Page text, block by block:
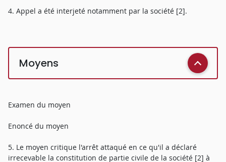
4. Appel a été interjeté notamment par la société [2].
Moyens
Examen du moyen
Enoncé du moyen
5. Le moyen critique l'arrêt attaqué en ce qu'il a déclaré
irrecevable la constitution de partie civile de la société [2] à